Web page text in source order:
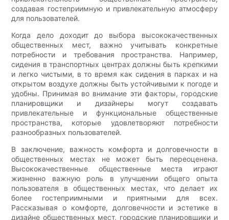
создавая гостеприимную и привлекательную атмосферу
для пользователей.
Когда дело доходит до выбора высококачественных
общественных мест, важно учитывать конкретные
потребности и требования пространства. Например,
сидения в транспортных центрах должны быть крепкими
и легко чистыми, в то время как сидения в парках и на
открытом воздухе должны быть устойчивыми к погоде и
удобны. Принимая во внимание эти факторы, городские
планировщики и дизайнеры могут создавать
привлекательные и функциональные общественные
пространства, которые удовлетворяют потребности
разнообразных пользователей.
В заключение, важность комфорта и долговечности в
общественных местах не может быть переоценена.
Высококачественные общественные места играют
жизненно важную роль в улучшении общего опыта
пользователя в общественных местах, что делает их
более гостеприимными и приятными для всех.
Рассказывая о комфорте, долговечности и эстетике в
дизайне общественных мест, городские планировщики и